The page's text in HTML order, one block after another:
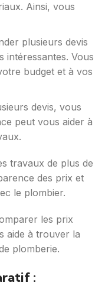
Ainsi, vous
plusieurs devis
intéressantes. Vous
budget et à vos
devis, vous
peut vous aider à
travaux de plus de
des prix et
le plombier.
les prix
aide à trouver la
plomberie.
: